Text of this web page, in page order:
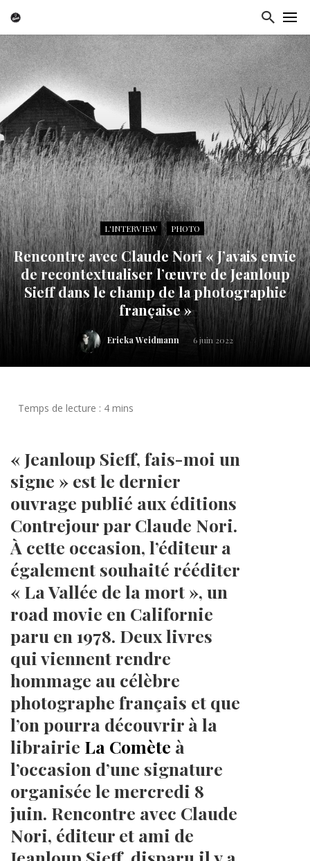
L'INTERVIEW PHOTO
Rencontre avec Claude Nori « J’avais envie
de recontextualiser l’œuvre de Jeanloup
Sieff dans le champ de la photographie
française »
Ericka Weidmann 6 juin 2022
« Jeanloup Sieff, fais-moi un
signe » est le dernier
ouvrage publié aux éditions
Contrejour par Claude Nori.
À cette occasion, l’éditeur a
également souhaité rééditer
« La Vallée de la mort », un
road movie en Californie
paru en 1978. Deux livres
qui viennent rendre
hommage au célèbre
photographe français et que
l’on pourra découvrir à la
librairie La Comète à
l’occasion d’une signature
organisée le mercredi 8
juin. Rencontre avec Claude
Nori, éditeur et ami de